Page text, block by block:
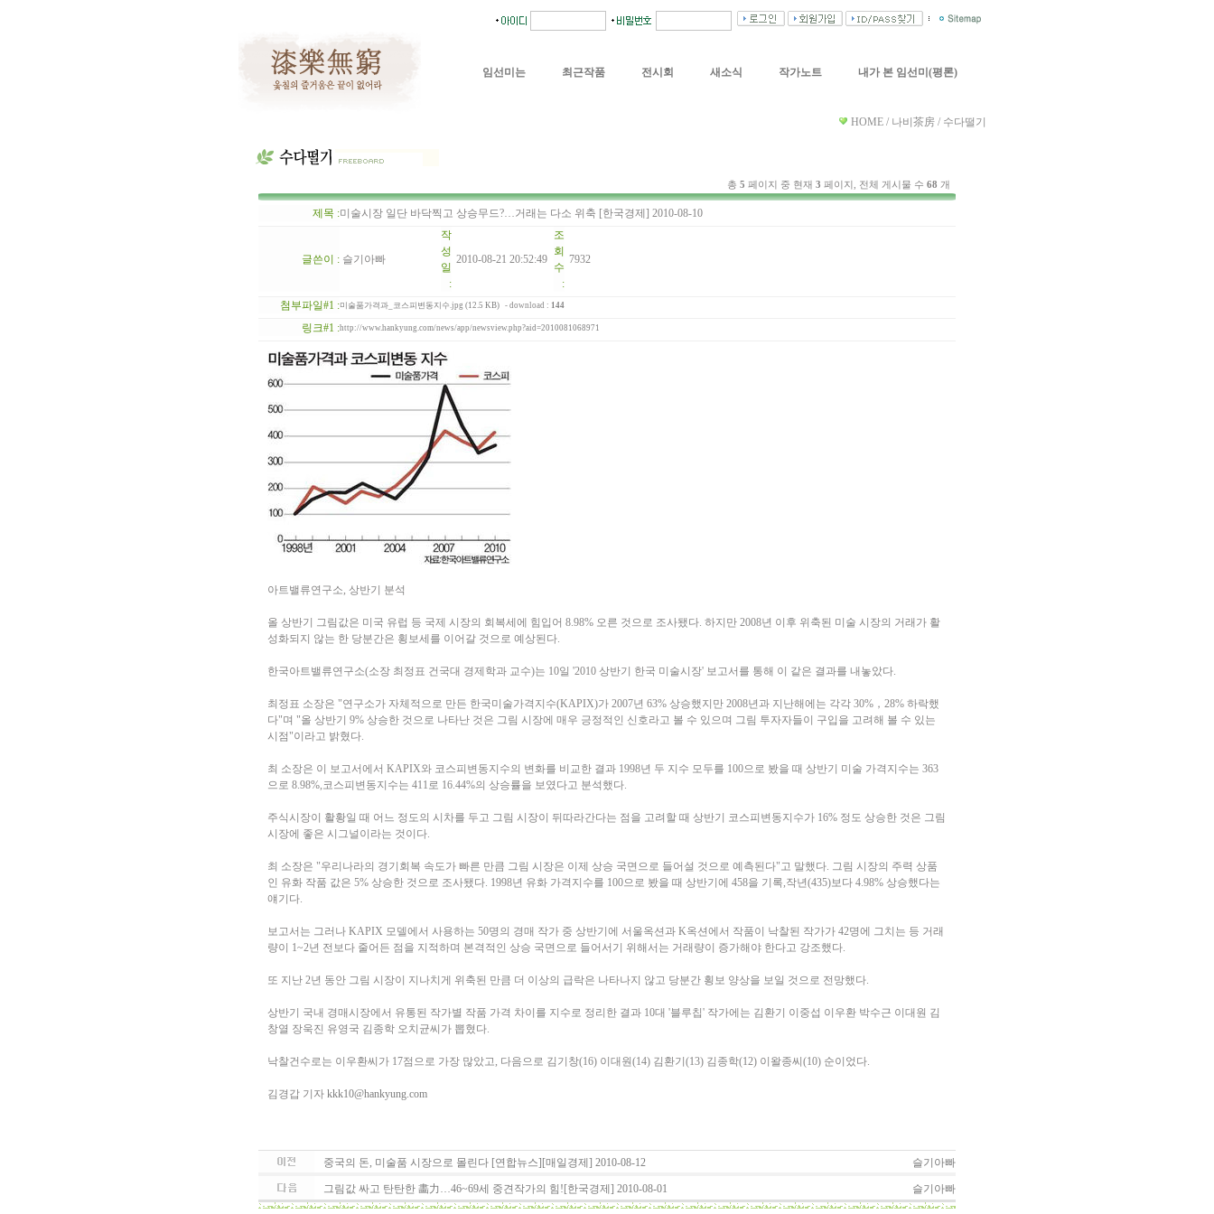
임선미는 최근작품 전시회 새소식 작가노트 내가 본 임선미(평론)
HOME / 나비茶房 / 수다떨기
총 5 페이지 중 현재 3 페이지, 전체 게시물 수 68 개
제목 :미술시장 일단 바닥찍고 상승무드?…거래는 다소 위축 [한국경제] 2010-08-10
글쓴이 : 슬기아빠
작
성
일
:
2010-08-21 20:52:49
조
회
수
:
7932
첨부파일#1 :미술품가격과_코스피변동지수.jpg (12.5 KB) - download : 144
링크#1 :http://www.hankyung.com/news/app/newsview.php?aid=2010081068971
아트밸류연구소, 상반기 분석
올 상반기 그림값은 미국 유럽 등 국제 시장의 회복세에 힘입어 8.98% 오른 것으로 조사됐다. 하지만 2008년 이후 위축된 미술 시장의 거래가 활
성화되지 않는 한 당분간은 횡보세를 이어갈 것으로 예상된다.
한국아트밸류연구소(소장 최정표 건국대 경제학과 교수)는 10일 '2010 상반기 한국 미술시장' 보고서를 통해 이 같은 결과를 내놓았다.
최정표 소장은 "연구소가 자체적으로 만든 한국미술가격지수(KAPIX)가 2007년 63% 상승했지만 2008년과 지난해에는 각각 30%，28% 하락했
다"며 "올 상반기 9% 상승한 것으로 나타난 것은 그림 시장에 매우 긍정적인 신호라고 볼 수 있으며 그림 투자자들이 구입을 고려해 볼 수 있는
시점"이라고 밝혔다.
최 소장은 이 보고서에서 KAPIX와 코스피변동지수의 변화를 비교한 결과 1998년 두 지수 모두를 100으로 봤을 때 상반기 미술 가격지수는 363
으로 8.98%,코스피변동지수는 411로 16.44%의 상승률을 보였다고 분석했다.
주식시장이 활황일 때 어느 정도의 시차를 두고 그림 시장이 뒤따라간다는 점을 고려할 때 상반기 코스피변동지수가 16% 정도 상승한 것은 그림
시장에 좋은 시그널이라는 것이다.
최 소장은 "우리나라의 경기회복 속도가 빠른 만큼 그림 시장은 이제 상승 국면으로 들어설 것으로 예측된다"고 말했다. 그림 시장의 주력 상품
인 유화 작품 값은 5% 상승한 것으로 조사됐다. 1998년 유화 가격지수를 100으로 봤을 때 상반기에 458을 기록,작년(435)보다 4.98% 상승했다는
얘기다.
보고서는 그러나 KAPIX 모델에서 사용하는 50명의 경매 작가 중 상반기에 서울옥션과 K옥션에서 작품이 낙찰된 작가가 42명에 그치는 등 거래
량이 1~2년 전보다 줄어든 점을 지적하며 본격적인 상승 국면으로 들어서기 위해서는 거래량이 증가해야 한다고 강조했다.
또 지난 2년 동안 그림 시장이 지나치게 위축된 만큼 더 이상의 급락은 나타나지 않고 당분간 횡보 양상을 보일 것으로 전망했다.
상반기 국내 경매시장에서 유통된 작가별 작품 가격 차이를 지수로 정리한 결과 10대 '블루칩' 작가에는 김환기 이중섭 이우환 박수근 이대원 김
창열 장욱진 유영국 김종학 오치균씨가 뽑혔다.
낙찰건수로는 이우환씨가 17점으로 가장 많았고, 다음으로 김기창(16) 이대원(14) 김환기(13) 김종학(12) 이왈종씨(10) 순이었다.
김경갑 기자 kkk10@hankyung.com
중국의 돈, 미술품 시장으로 몰린다 [연합뉴스][매일경제] 2010-08-12 슬기아빠
그림값 싸고 탄탄한 畵力…46~69세 중견작가의 힘![한국경제] 2010-08-01 슬기아빠